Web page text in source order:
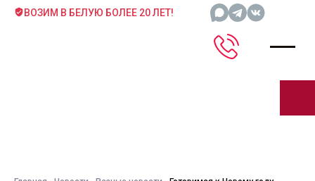
ВОЗИМ В БЕЛУЮ БОЛЕЕ 20 ЛЕТ!